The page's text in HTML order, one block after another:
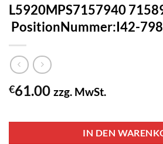
L5920MPS7157940
PositionNummer:I42-798
€61.00 zzg. MwSt.
IN DEN